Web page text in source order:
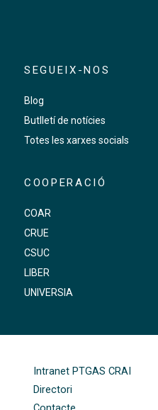
SEGUEIX-NOS
Blog
Butlletí de notícies
Totes les xarxes socials
COOPERACIÓ
COAR
CRUE
CSUC
LIBER
UNIVERSIA
Intranet PTGAS CRAI
Directori